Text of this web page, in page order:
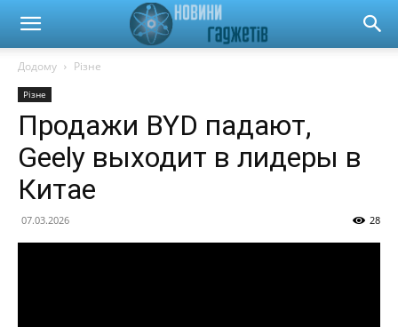
Новини
гаджетів
автомобілів
Додому Різне
Різне
Продажи BYD падают,
Geely выходит в лидеры в
Китае
07.03.2026 28